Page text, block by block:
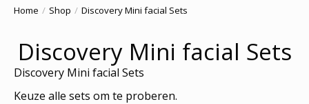
Home / Shop / Discovery Mini facial Sets
Discovery Mini facial Sets
Discovery Mini facial Sets
Keuze alle sets om te proberen.